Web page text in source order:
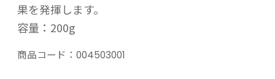
果を発揮します。
容量：200g
商品コード： 004503001